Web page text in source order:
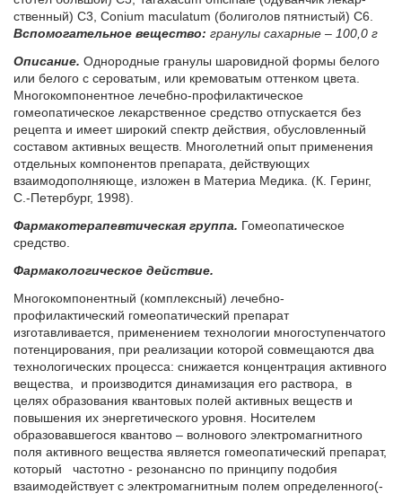
ствен­ный) С3, Conium maculatum (бо­ли­го­лов пят­ни­стый) С6.
Вс­по­мо­га­тель­ное ве­ще­ство: гранулы сахарные – 100,0 г
Опи­са­ние. Однородные гранулы шаровидной формы белого
или белого с сероватым, или кремоватым оттенком цвета.
Многокомпонентное лечебно-профилактическое
гомеопатическое лекарственное средство отпускается без
рецепта и имеет широкий спектр действия, обусловленный
составом активных веществ. Многолетний опыт применения
отдельных компонентов препарата, действующих
взаимодополняюще, изложен в Материа Медика. (К. Геринг,
С.-Петербург, 1998).
Фармакотерапевтическая группа. Гомеопатическое
средство.
Фармакологическое действие.
Многокомпонентный (комплексный) лечебно-
профилактический гомеопатический препарат
изготавливается, применением технологии многоступенчатого
потенцирования, при реализации которой совмещаются два
технологических процесса: снижается концентрация активного
вещества, и производится динамизация его раствора, в
целях образования квантовых полей активных веществ и
повышения их энергетического уровня. Носителем
образовавшегося квантово – волнового электромагнитного
поля активного вещества является гомеопатический препарат,
который частотно - резонансно по принципу подобия
взаимодействует с электромагнитным полем определенного(-